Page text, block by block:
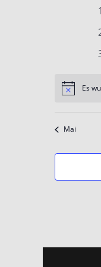
0
HinweisEs
Mai